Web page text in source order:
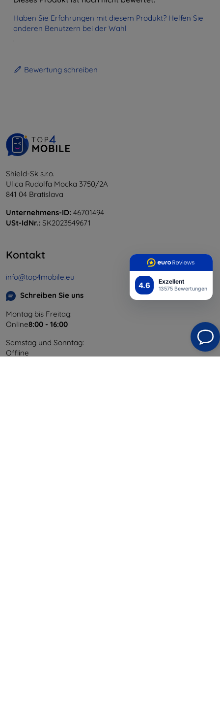
4.6 Exzellent
13575 Bewertungen
Haben Sie Erfahrungen mit diesem Produkt? Helfen Sie
anderen Benutzern bei der Wahl
.
Bewertung schreiben
Shield-Sk s.r.o.
Ulica Rudolfa Mocka 3750/2A
841 04 Bratislava
Unternehmens-ID: 46701494
USt-IdNr.: SK2023549671
Kontakt
info@top4mobile.eu
Schreiben Sie uns
Montag bis Freitag:
Online8:00 - 16:00
Samstag und Sonntag:
Offline